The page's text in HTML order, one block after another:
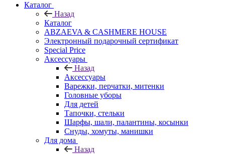
Каталог
Назад
Каталог
ABZAEVA & CASHMERE HOUSE
Электронный подарочный сертификат
Special Price
Аксессуары
Назад
Аксессуары
Варежки, перчатки, митенки
Головные уборы
Для детей
Тапочки, стельки
Шарфы, шали, палантины, косынки
Снуды, хомуты, манишки
Для дома
Назад